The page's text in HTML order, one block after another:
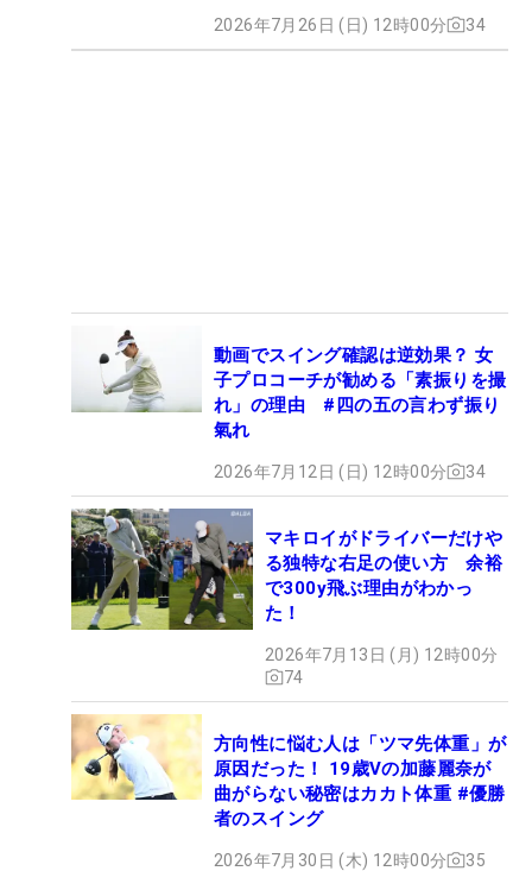
2026年7月26日 (日) 12時00分 34
動画でスイング確認は逆効果？ 女
子プロコーチが勧める「素振りを撮
れ」の理由 #四の五の言わず振り
氣れ
2026年7月12日 (日) 12時00分 34
マキロイがドライバーだけや
る独特な右足の使い方 余裕
で300y飛ぶ理由がわかっ
た！
2026年7月13日 (月) 12時00分
74
方向性に悩む人は「ツマ先体重」が
原因だった！ 19歳Vの加藤麗奈が
曲がらない秘密はカカト体重 #優勝
者のスイング
2026年7月30日 (木) 12時00分 35